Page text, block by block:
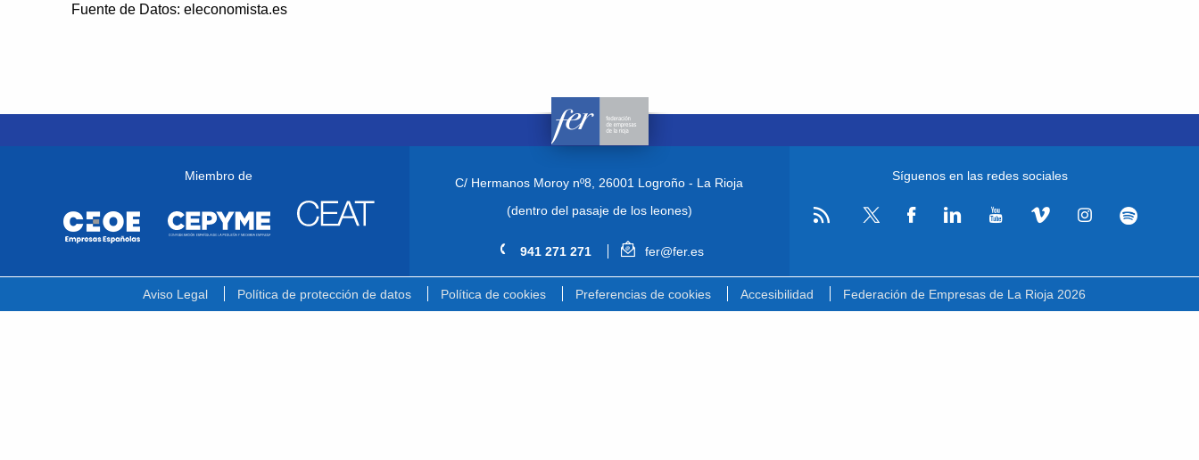
Fuente de Datos: eleconomista.es
Miembro de C/ Hermanos Moroy nº8, 26001 Logroño - La Rioja
(dentro del pasaje de los leones)
941 271 271 fer@fer.es
Síguenos en las redes sociales
Aviso Legal Política de protección de datos Política de cookies Preferencias de cookies Accesibilidad Federación de Empresas de La Rioja 2026